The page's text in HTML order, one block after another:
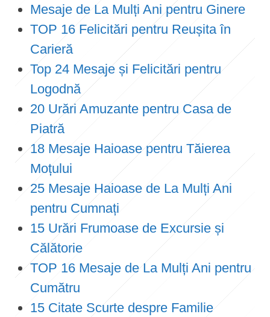
Mesaje de La Mulți Ani pentru Ginere
TOP 16 Felicitări pentru Reușita în
Carieră
Top 24 Mesaje și Felicitări pentru
Logodnă
20 Urări Amuzante pentru Casa de
Piatră
18 Mesaje Haioase pentru Tăierea
Moțului
25 Mesaje Haioase de La Mulți Ani
pentru Cumnați
15 Urări Frumoase de Excursie și
Călătorie
TOP 16 Mesaje de La Mulți Ani pentru
Cumătru
15 Citate Scurte despre Familie